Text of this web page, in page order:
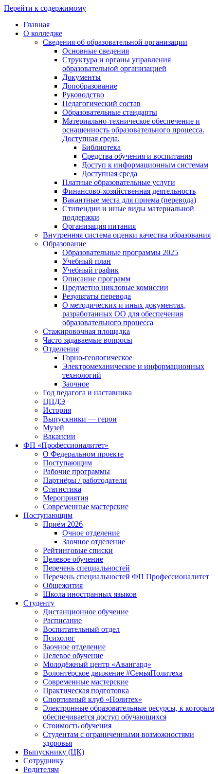
Перейти к содержимому
Главная
О колледже
Сведения об образовательной организации
Основные сведения
Структура и органы управления
образовательной организацией
Документы
Допобразование
Руководство
Педагогический состав
Образовательные стандарты
Материально-техническое обеспечение и
оснащенность образовательного процесса.
Доступная среда.
Библиотека
Средства обучения и воспитания
Доступ к информационным системам
Доступная среда
Платные образовательные услуги
Финансово-хозяйственная деятельность
Вакантные места для приема (перевода)
Стипендии и иные виды материальной
поддержки
Организация питания
Внутренняя система оценки качества образования
Образование
Образовательные программы 2025
Учебный план
Учебный график
Описание программ
Предметно цикловые комиссии
Результаты перевода
О методических и иных документах,
разработанных ОО для обеспечения
образовательного процесса
Стажировочная площадка
Часто задаваемые вопросы
Отделения
Горно-геологическое
Электромеханическое и информационных
технологий
Заочное
Год педагога и наставника
ЦПДЭ
История
Выпускники — герои
Музей
Вакансии
ФП «Профессионалитет»
О Федеральном проекте
Поступающим
Рабочие программы
Партнёры / работодатели
Статистика
Мероприятия
Современные мастерские
Поступающим
Приём 2026
Очное отделение
Заочное отделение
Рейтинговые списки
Целевое обучение
Перечень специальностей
Перечень специальностей ФП Профессионалитет
Общежития
Школа иностранных языков
Студенту
Дистанционное обучение
Расписание
Воспитательный отдел
Психолог
Заочное отделение
Целевое обучение
Молодёжный центр «Авангард»
Волонтёрское движение #СемьяПолитеха
Современные мастерские
Практическая подготовка
Спортивный клуб «Политех»
Электронные образовательные ресурсы, к которым
обеспечивается доступ обучающихся
Стоимость обучения
Студентам с ограниченными возможностями
здоровья
Выпускнику (ЦК)
Сотруднику
Родителям